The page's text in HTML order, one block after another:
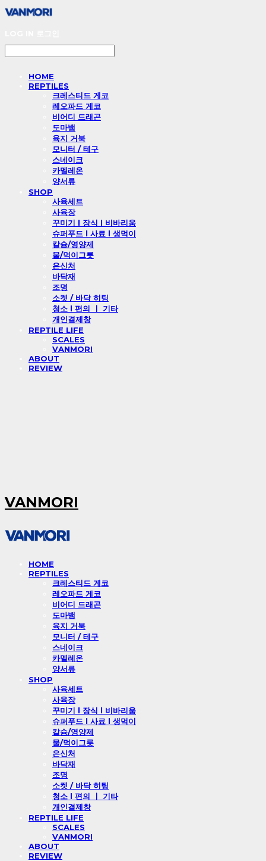
HOME
REPTILES
크레스티드 게코
레오파드 게코
비어디 드래곤
도마뱀
육지 거북
모니터 / 테구
스네이크
카멜레온
양서류
SHOP
사육세트
사육장
꾸미기 l 장식 l 비바리움
슈퍼푸드 l 사료 l 생먹이
칼슘/영양제
물/먹이그릇
은신처
바닥재
조명
소켓 / 바닥 히팅
청소 l 편의 ㅣ 기타
개인결제창
REPTILE LIFE
SCALES
VANMORI
ABOUT
REVIEW
VANMORI
HOME
REPTILES
크레스티드 게코
레오파드 게코
비어디 드래곤
도마뱀
육지 거북
모니터 / 테구
스네이크
카멜레온
양서류
SHOP
사육세트
사육장
꾸미기 l 장식 l 비바리움
슈퍼푸드 l 사료 l 생먹이
칼슘/영양제
물/먹이그릇
은신처
바닥재
조명
소켓 / 바닥 히팅
청소 l 편의 ㅣ 기타
개인결제창
REPTILE LIFE
SCALES
VANMORI
ABOUT
REVIEW